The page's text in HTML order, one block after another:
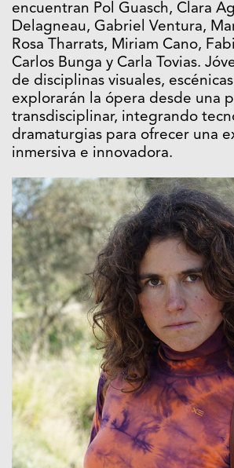
encuentran Pol Guasch, Clara
Delagneau, Gabriel Ventura,
Rosa Tharrats, Miriam Cano,
Carlos Bunga y Carla Tovias.
de disciplinas visuales,
explorarán la ópera desde una
transdisciplinar, integrando
dramaturgias para ofrecer una
inmersiva e innovadora.